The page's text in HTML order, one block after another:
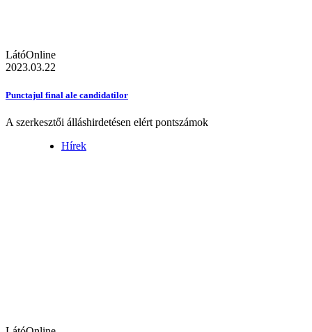
LátóOnline
2023.03.22
Punctajul final ale candidatilor
A szerkesztői álláshirdetésen elért pontszámok
Hírek